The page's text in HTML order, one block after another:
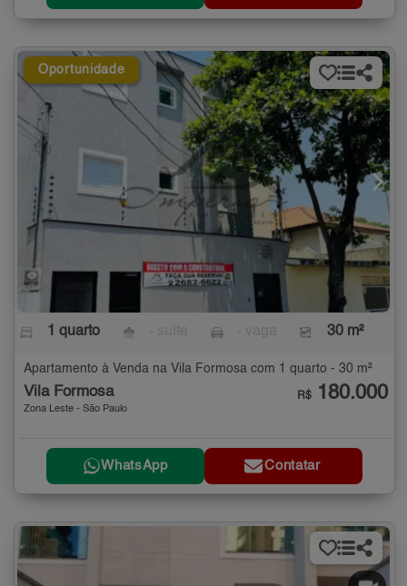
Oportunidade
1 quarto 30 m²
Apartamento à Venda na Vila Formosa com 1 quarto - 30 m²
Vila Formosa
Zona Leste - São Paulo
R$ 180.000
WhatsApp Contatar